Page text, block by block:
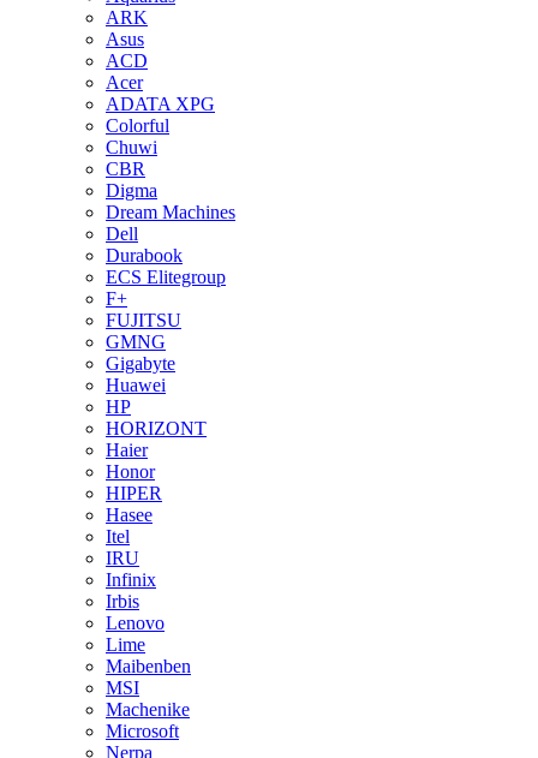
ARK
Asus
ACD
Acer
ADATA XPG
Colorful
Chuwi
CBR
Digma
Dream Machines
Dell
Durabook
ECS Elitegroup
F+
FUJITSU
GMNG
Gigabyte
Huawei
HP
HORIZONT
Haier
Honor
HIPER
Hasee
Itel
IRU
Infinix
Irbis
Lenovo
Lime
Maibenben
MSI
Machenike
Microsoft
Nerpa